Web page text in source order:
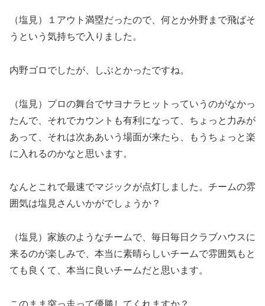
（塩見）１アウト満塁だったので、何とか外野まで飛ばそ
うという気持ちで入りました。
内野ゴロでしたが、しぶとかったですね。
（塩見）プロの舞台でサヨナラヒットっていうのがなかっ
たんで、それでカウントも有利になって、ちょっと力みが
あって、それは次ああいう場面が来たら、もうちょっと楽
に入れるのかなと思います。
なんとこれで最速でマジックが点灯しました。チームの雰
囲気は塩見さんいかがでしょうか？
（塩見）家族のようなチームで、毎日毎日クラブハウスに
来るのが楽しみで、本当に素晴らしいチームで雰囲気もと
ても良くて、本当に良いチームだと思います。
このまま突っ走って優勝してくれますか？